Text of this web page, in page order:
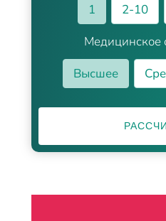
1
2-10
Медицинское
Высшее